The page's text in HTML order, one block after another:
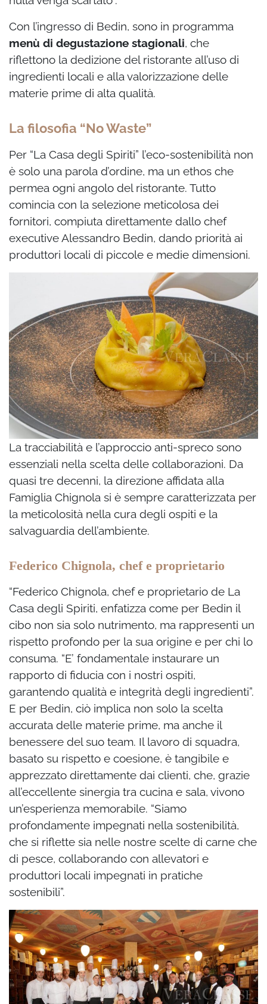
Con l’ingresso di Bedin, sono in programma
menù di degustazione stagionali, che
riflettono la dedizione del ristorante all’uso di
ingredienti locali e alla valorizzazione delle
materie prime di alta qualità.
La filosofia “No Waste”
Per “La Casa degli Spiriti” l’eco-sostenibilità non
è solo una parola d’ordine, ma un ethos che
permea ogni angolo del ristorante. Tutto
comincia con la selezione meticolosa dei
fornitori, compiuta direttamente dallo chef
executive Alessandro Bedin, dando priorità ai
produttori locali di piccole e medie dimensioni.
La tracciabilità e l’approccio anti-spreco sono
essenziali nella scelta delle collaborazioni. Da
quasi tre decenni, la direzione affidata alla
Famiglia Chignola si è sempre caratterizzata per
la meticolosità nella cura degli ospiti e la
salvaguardia dell’ambiente.
Federico Chignola, chef e proprietario
“Federico Chignola, chef e proprietario de La
Casa degli Spiriti, enfatizza come per Bedin il
cibo non sia solo nutrimento, ma rappresenti un
rispetto profondo per la sua origine e per chi lo
consuma. “E’ fondamentale instaurare un
rapporto di fiducia con i nostri ospiti,
garantendo qualità e integrità degli ingredienti”.
E per Bedin, ciò implica non solo la scelta
accurata delle materie prime, ma anche il
benessere del suo team. Il lavoro di squadra,
basato su rispetto e coesione, è tangibile e
apprezzato direttamente dai clienti, che, grazie
all’eccellente sinergia tra cucina e sala, vivono
un’esperienza memorabile. “Siamo
profondamente impegnati nella sostenibilità,
che si riflette sia nelle nostre scelte di carne che
di pesce, collaborando con allevatori e
produttori locali impegnati in pratiche
sostenibili”.